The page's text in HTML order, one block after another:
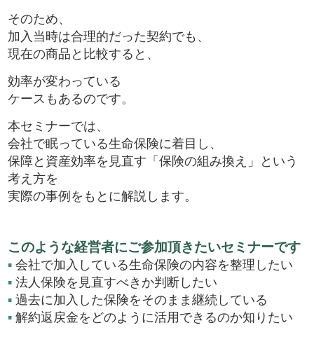
そのため、
加入当時は合理的だった契約でも、
現在の商品と比較すると、
効率が変わっている
ケースもあるのです。
本セミナーでは、
会社で眠っている生命保険に着目し、
保障と資産効率を見直す「保険の組み換え」という
考え方を
実際の事例をもとに解説します。
このような経営者にご参加頂きたいセミナーです
▪ 会社で加入している生命保険の内容を整理したい
▪ 法人保険を見直すべきか判断したい
▪ 過去に加入した保険をそのまま継続している
▪ 解約返戻金をどのように活用できるのか知りたい